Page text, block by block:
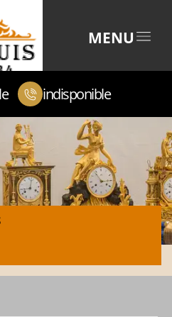
MENU
indisponible